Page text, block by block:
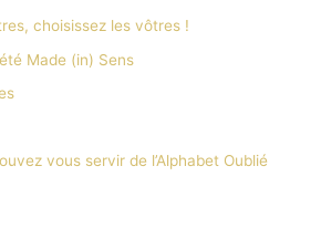
choisissez les vôtres !
Made (in) Sens
vous servir de l’Alphabet Oublié